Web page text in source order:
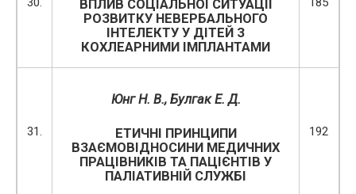
ВПЛИВ СОЦІАЛЬНОЇ СИТУАЦІЇ
РОЗВИТКУ НЕВЕРБАЛЬНОГО
ІНТЕЛЕКТУ У ДІТЕЙ З
КОХЛЕАРНИМИ ІМПЛАНТАМИ
31.
Юнг Н. В., Булгак Е. Д.
ЕТИЧНІ ПРИНЦИПИ
ВЗАЄМОВІДНОСИНИ МЕДИЧНИХ
ПРАЦІВНИКІВ ТА ПАЦІЄНТІВ У
ПАЛІАТИВНІЙ СЛУЖБІ
192